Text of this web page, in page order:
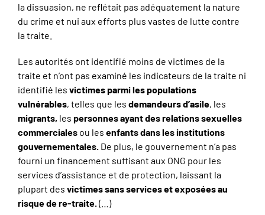
la dissuasion, ne reflétait pas adéquatement la nature
du crime et nui aux efforts plus vastes de lutte contre
la traite.
Les autorités ont identifié moins de victimes de la
traite et n’ont pas examiné les indicateurs de la traite ni
identifié les victimes parmi les populations
vulnérables, telles que les demandeurs d’asile, les
migrants, les personnes ayant des relations sexuelles
commercialesou les enfants dans les institutions
gouvernementales.De plus, le gouvernement n’a pas
fourni un financement suffisant aux ONG pour les
services d’assistance et de protection, laissant la
plupart des victimes sans services et exposées au
risque de re-traite.(…)